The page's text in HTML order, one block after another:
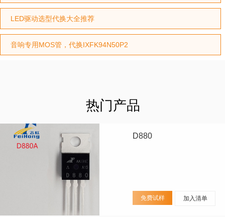
LED驱动选型代换大全推荐
音响专用MOS管，代换IXFK94N50P2
热门产品
D880
免费试样 加入清单